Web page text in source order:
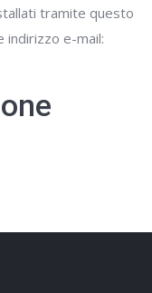
tramite questo
indirizzo e-mail: